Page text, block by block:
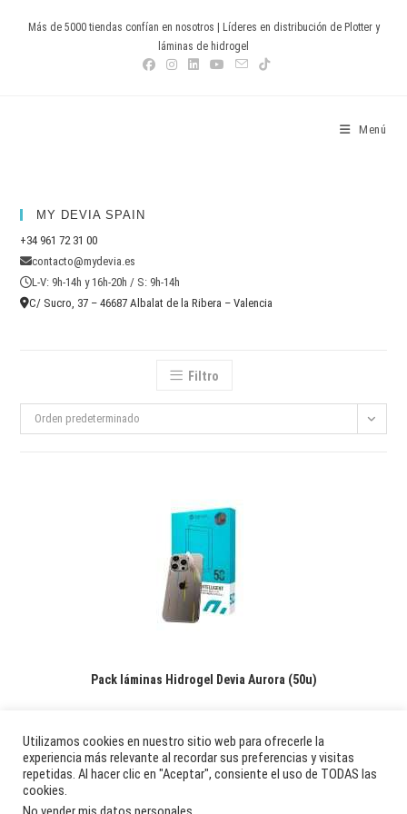
Más de 5000 tiendas confían en nosotros | Líderes en distribución de Plotter y
láminas de hidrogel
Menú
MY DEVIA SPAIN
+34 961 72 31 00
contacto@mydevia.es
L-V: 9h-14h y 16h-20h / S: 9h-14h
C/ Sucro, 37 – 46687 Albalat de la Ribera – Valencia
Filtro
Orden predeterminado
Pack láminas Hidrogel Devia Aurora (50u)
Añadir al carrito
Utilizamos cookies en nuestro sitio web para ofrecerle la
experiencia más relevante al recordar sus preferencias y visitas
repetidas. Al hacer clic en "Aceptar", consiente el uso de TODAS las
cookies.